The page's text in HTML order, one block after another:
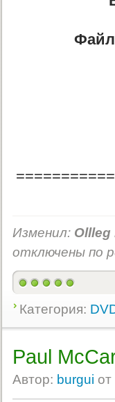
Файл
Изменил: Ollleg
отключены по
Категория:
Paul
Автор: burgui от